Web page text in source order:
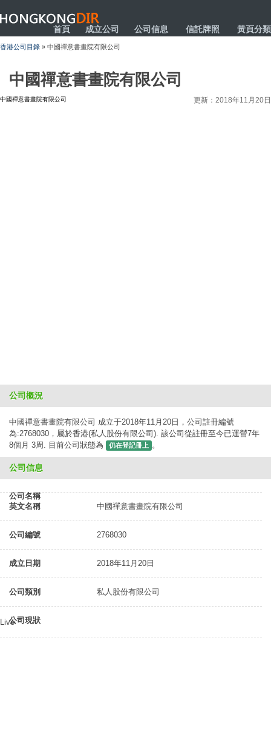
HONGKONGDIR
首頁 成立公司 公司信息 信託牌照 黃頁分類
香港公司目錄 » 中國禪意書畫院有限公司
中國禪意書畫院有限公司
中國禪意書畫院有限公司 更新：2018年11月20日
公司概況
中國禪意書畫院有限公司 成立于2018年11月20日，公司註冊編號
為:2768030，屬於香港(私人股份有限公司). 該公司從註冊至今已運營7年
8個月 3周. 目前公司狀態為
仍在登記冊上 。
公司信息
公司名稱
英文名稱
中國禪意書畫院有限公司
公司編號 2768030
成立日期 2018年11月20日
公司類別 私人股份有限公司
公司現狀
Live